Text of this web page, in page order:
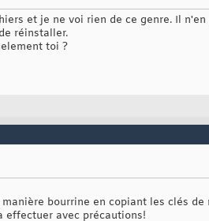
et je ne voi rien de ce genre. Il
réinstaller.
toi ?
bourrine en copiant les clés
avec précautions!